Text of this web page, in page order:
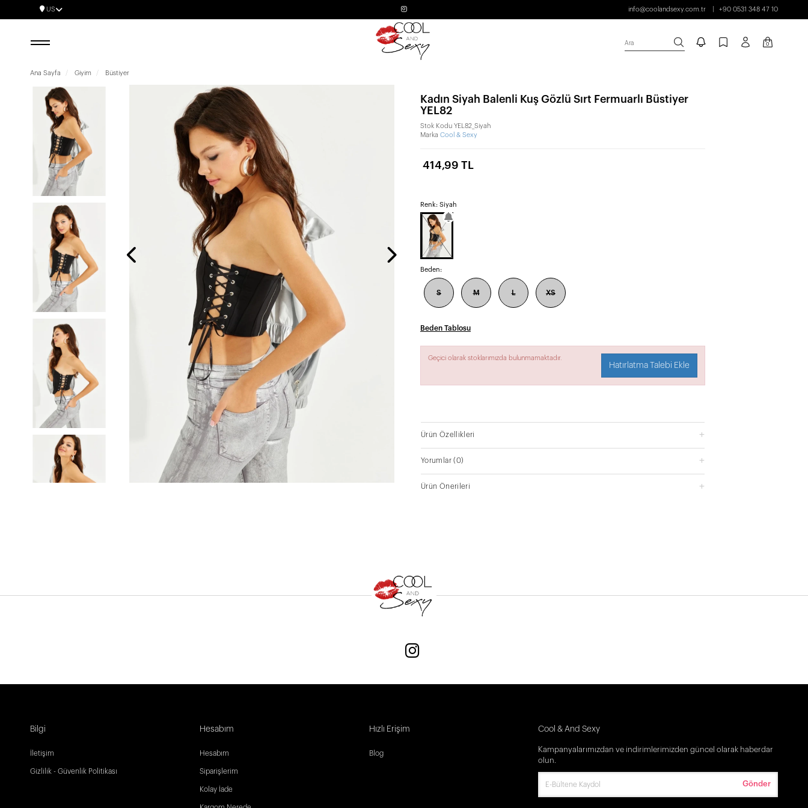
US info@coolandsexy.com.tr +90 0531 348 47 10
Ara 0
Ana Sayfa Giyim Büstiyer
Kadın Siyah Balenli Kuş Gözlü Sırt Fermuarlı Büstiyer
YEL82
Stok Kodu YEL82_Siyah
Marka Cool & Sexy
414,99 TL
Renk: Siyah
Beden:
S M L XS
Beden Tablosu
Geçici olarak stoklarımızda bulunmamaktadır.
Hatırlatma Talebi Ekle
Ürün Özellikleri
Yorumlar(0)
Ürün Önerileri
Bilgi
İletişim
Gizlilik - Güvenlik Politikası
Hesabım
Hesabım
Siparişlerim
Kolay İade
Hızlı Erişim
Blog
Cool & And Sexy
Kampanyalarımızdan ve indirimlerimizden güncel olarak haberdar
olun.
Gönder